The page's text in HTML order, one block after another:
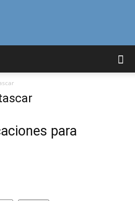
Curiosidades
del
para